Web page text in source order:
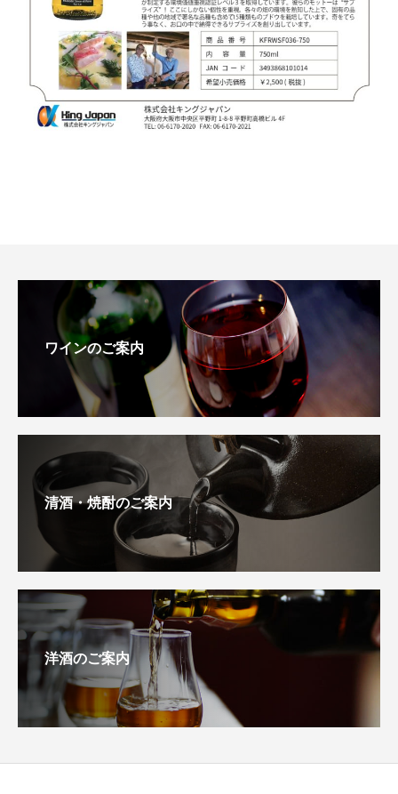
ワインのご案内
清酒・焼酎のご案内
洋酒のご案内